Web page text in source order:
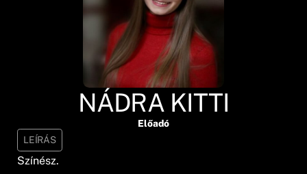
NÁDRA KITTI
Előadó
LEÍRÁS
Színész.